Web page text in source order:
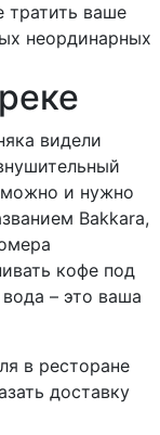
тратить ваше
неординарных
видели
можно и нужно
Bakkara,
кофе под
– это ваша
в ресторане
доставку